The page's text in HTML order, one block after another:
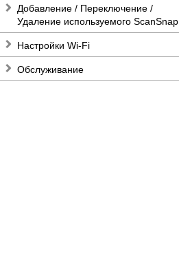
Добавление / Переключение /
Удаление используемого ScanSnap
Настройки Wi-Fi
Обслуживание